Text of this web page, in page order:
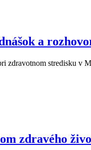
a
stredisku v
zdravého